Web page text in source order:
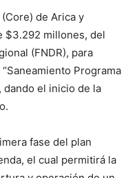
de Arica y
$3.292 millones, del
(FNDR), para
Programa
dando el inicio de la
fase del plan
el cual permitirá la